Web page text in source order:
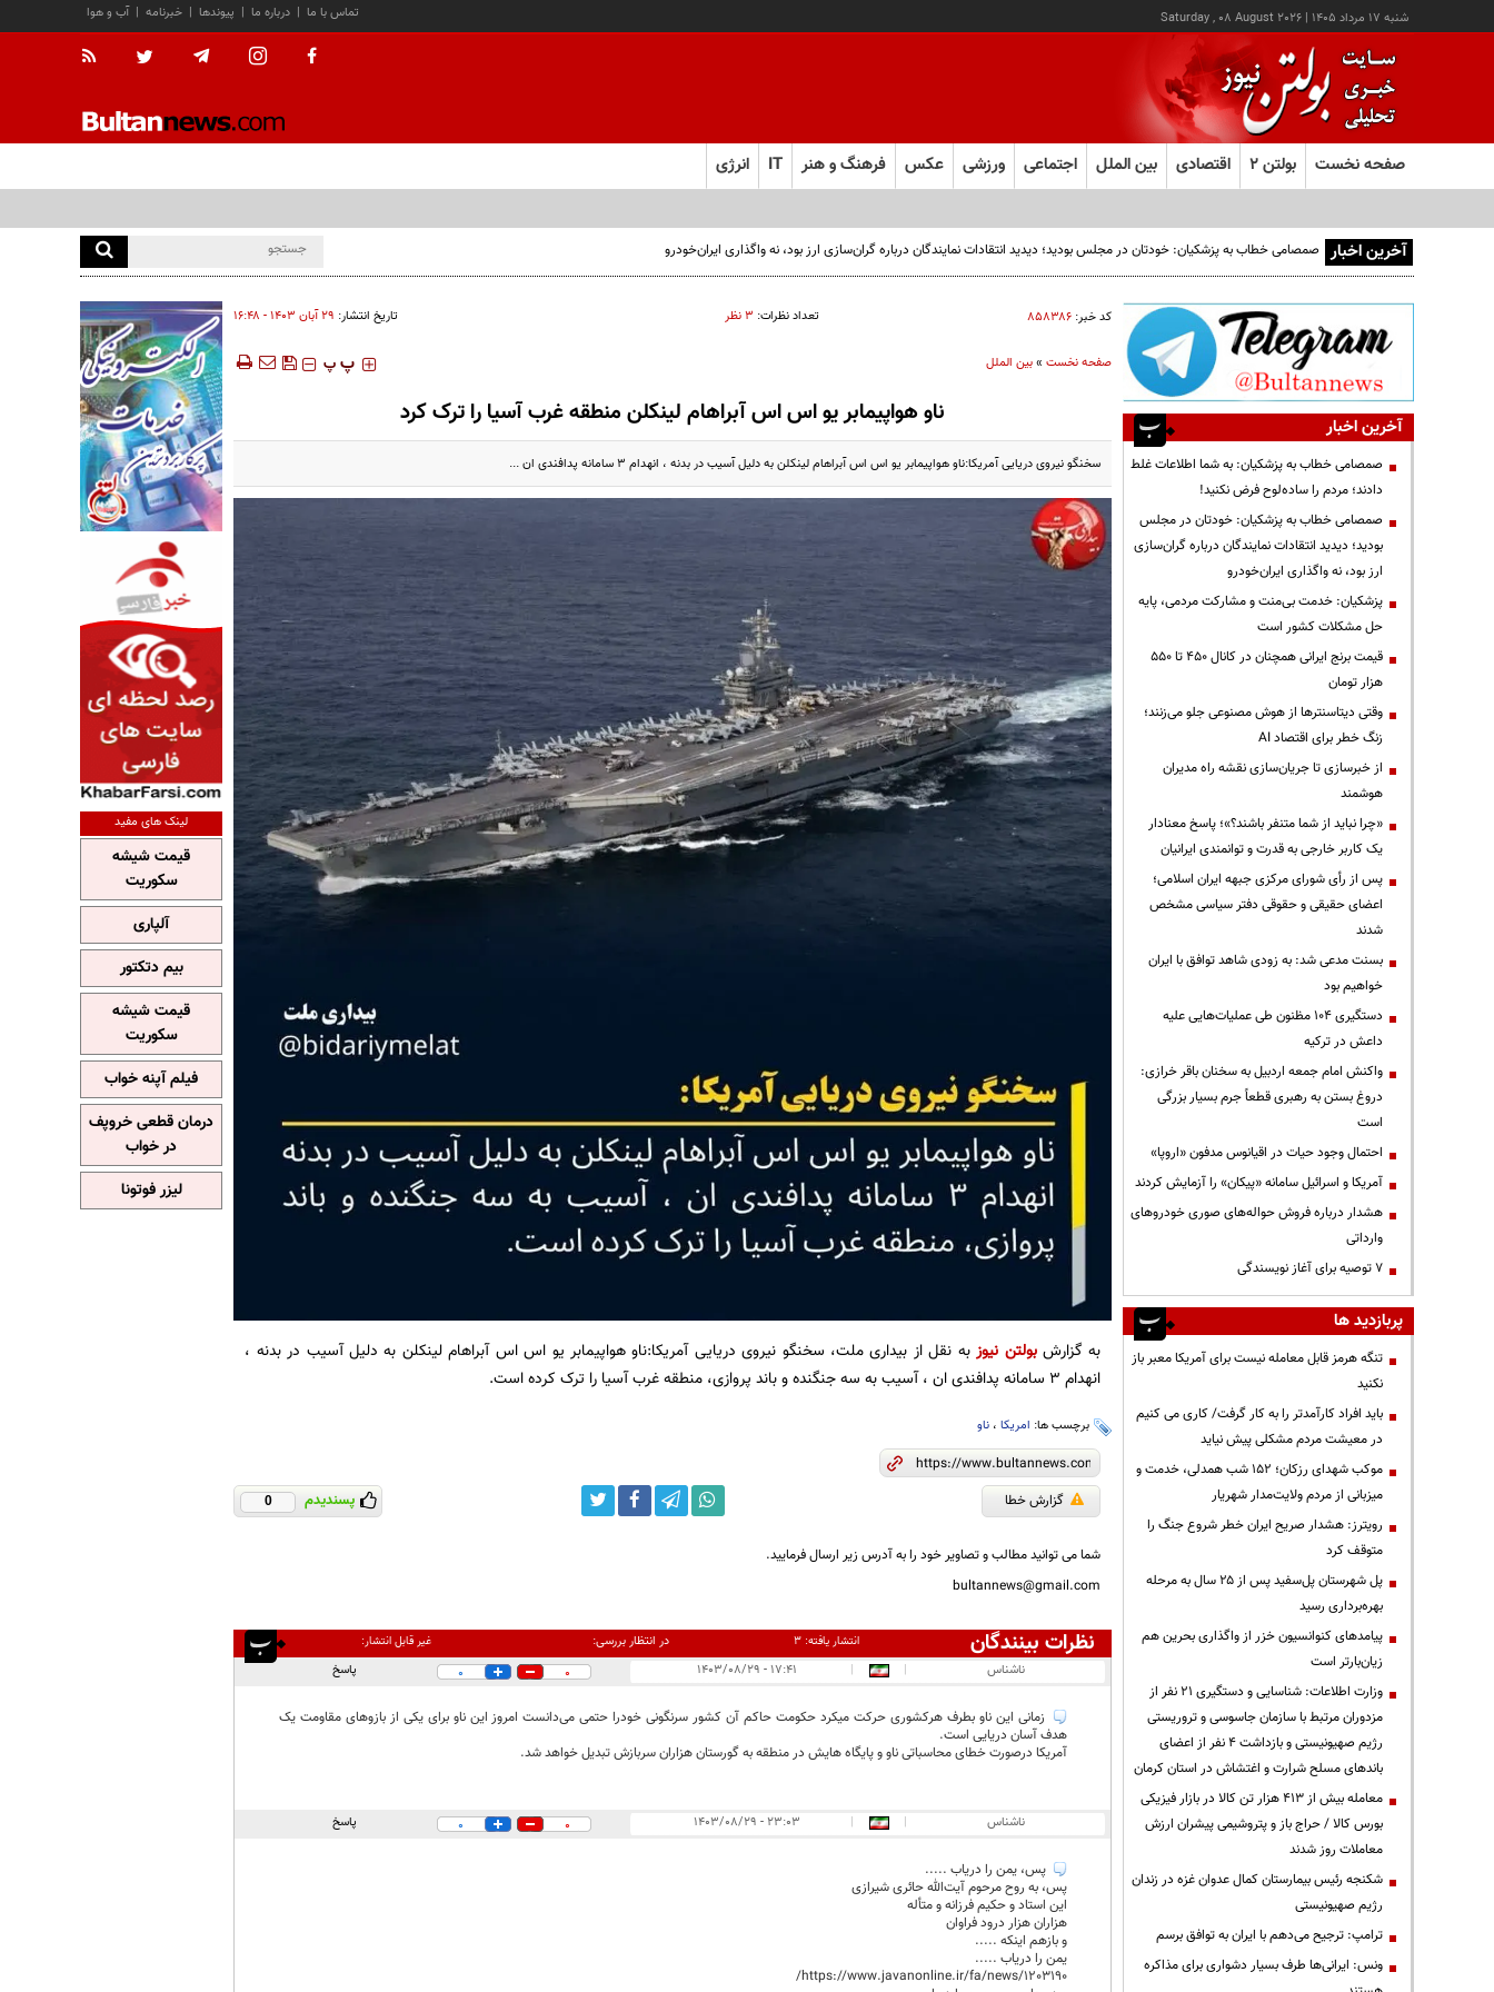
شنبه ۱۷ مرداد ۱۴۰۵ |
Saturday , 08 August 2026 آب و هوا | خبرنامه | پیوندها | درباره ما | تماس با ما
صفحه نخست بولتن ۲ اقتصادی بین الملل اجتماعی ورزشی عکس فرهنگ و هنر IT انرژی
آخرین اخبار صمصامی خطاب به پزشکیان: خودتان در مجلس بودید؛ دیدید انتقادات نمایندگان درباره گران‌سازی ارز بود، نه واگذاری ایران‌خودرو
کد خبر: ۸۵۸۳۸۶ تعداد نظرات: ۳ نظر تاریخ انتشار: ۲۹ آبان ۱۴۰۳ - ۱۶:۴۸
صفحه نخست»بین الملل ‍‍‍ پ پ
ناو هواپیمابر یو اس اس آبراهام لینکلن منطقه غرب آسیا را ترک کرد
سخنگو نیروی دریایی آمریکا:ناو هواپیمابر یو اس اس آبراهام لینکلن به دلیل آسیب در بدنه ، انهدام ۳ سامانه پدافندی ان ...
به گزارش بولتن نیوزبه نقل از بیداری ملت، سخنگو نیروی دریایی آمریکا:ناو هواپیمابر یو اس اس آبراهام لینکلن به دلیل آسیب در بدنه ،
انهدام ۳ سامانه پدافندی ان ، آسیب به سه جنگنده و باند پروازی، منطقه غرب آسیا را ترک کرده است.
برچسب ها: امریکا، ناو
گزارش خطا پسندیدم 0
شما می توانید مطالب و تصاویر خود را به آدرس زیر ارسال فرمایید.
bultannews@gmail.com
نظرات بینندگان انتشار یافته:۳ در انتظار بررسی: غیر قابل انتشار:
ناشناس |
| ۱۷:۴۱ - ۱۴۰۳/۰۸/۲۹ 0
0 پاسخ
زمانی این ناو بطرف هرکشوری حرکت میکرد حکومت حاکم آن کشور سرنگونی خودرا حتمی می‌دانست امروز این ناو برای یکی از بازوهای مقاومت یک
هدف آسان دریایی است.
آمریکا درصورت خطای محاسباتی ناو و پایگاه هایش در منطقه به گورستان هزاران سربازش تبدیل خواهد شد.
ناشناس |
| ۲۳:۰۳ - ۱۴۰۳/۰۸/۲۹ 0
0 پاسخ
پس، یمن را دریاب .....
پس، به روح مرحوم آیت‌الله حائری شیرازی
این استاد و حکیم فرزانه و متأله
هزاران هزار درود فراوان
و بازهم اینکه .....
یمن را دریاب .....
https://www.javanonline.ir/fa/news/1203190/
آخرین اخبار
صمصامی خطاب به پزشکیان: به شما اطلاعات غلط
دادند؛ مردم را ساده‌لوح فرض نکنید!
صمصامی خطاب به پزشکیان: خودتان در مجلس
بودید؛ دیدید انتقادات نمایندگان درباره گران‌سازی
ارز بود، نه واگذاری ایران‌خودرو
پزشکیان: خدمت بی‌منت و مشارکت مردمی، پایه
حل مشکلات کشور است
قیمت‌ برنج ایرانی همچنان در کانال ۴۵۰ تا ۵۵۰
هزار تومان
وقتی دیتاسنترها از هوش مصنوعی جلو می‌زنند؛
زنگ خطر برای اقتصاد AI
از خبرسازی تا جریان‌سازی نقشه راه مدیران
هوشمند
«چرا نباید از شما متنفر باشند؟»؛ پاسخ معنادار
یک کاربر خارجی به قدرت و توانمندی ایرانیان
پس از رأی شورای مرکزی جبهه ایران اسلامی؛
اعضای حقیقی و حقوقی دفتر سیاسی مشخص
شدند
بسنت مدعی شد: به زودی شاهد توافق با ایران
خواهیم بود
دستگیری ۱۰۴ مظنون طی عملیات‌هایی علیه
داعش در ترکیه
واکنش امام جمعه اردبیل به سخنان باقر خرازی:
دروغ بستن به رهبری قطعاً جرم بسیار بزرگی
است
احتمال وجود حیات در اقیانوس مدفون «اروپا»
آمریکا و اسرائیل سامانه «پیکان» را آزمایش کردند
هشدار درباره فروش حواله‌های صوری خودروهای
وارداتی
۷ توصیه برای آغاز نویسندگی
پربازدید ها
تنگه هرمز قابل معامله نیست برای آمریکا معبر باز
نکنید
باید افراد کارآمدتر را به کار گرفت/ کاری می کنیم
در معیشت مردم مشکلی پیش نیاید
موکب شهدای رزکان؛ ۱۵۲ شب همدلی، خدمت و
میزبانی از مردم ولایت‌مدار شهریار
رویترز: هشدار صریح ایران خطر شروع جنگ را
متوقف کرد
پل شهرستان پل‌سفید پس از ۲۵ سال به مرحله
بهره‌برداری رسید
پیامدهای کنوانسیون خزر از واگذاری بحرین هم
زیان‌بارتر است
وزارت اطلاعات: شناسایی و دستگیری ۲۱ نفر از
مزدوران مرتبط با سازمان جاسوسی و تروریستی
رژیم صهیونیستی و بازداشت ۴ نفر از اعضای
باندهای مسلح شرارت و اغتشاش در استان کرمان
معامله بیش از ۴۱۳ هزار تن کالا در بازار فیزیکی
بورس کالا / حراج باز و پتروشیمی پیشران ارزش
معاملات روز شدند
شکنجه رئیس بیمارستان کمال عدوان غزه در زندان
رژیم صهیونیستی
ترامپ: ترجیح می‌دهم با ایران به توافق برسم
ونس: ایرانی‌ها طرف بسیار دشواری برای مذاکره
لینک های مفید
قیمت شیشه
سکوریت
آلپاری
بیم دتکتور
قیمت شیشه
سکوریت
فیلم آپنه خواب
درمان قطعی خروپف
در خواب
لیزر فوتونا